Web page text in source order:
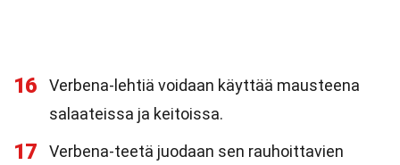
16
Verbena-lehtiä voidaan käyttää mausteena
salaateissa ja keitoissa.
17
Verbena-teetä juodaan sen rauhoittavien